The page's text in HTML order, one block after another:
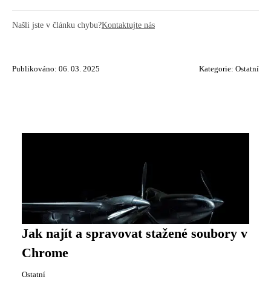
Našli jste v článku chybu?Kontaktujte nás
Publikováno: 06. 03. 2025 Kategorie: Ostatní
Jak najít a spravovat stažené soubory v
Chrome
Ostatní